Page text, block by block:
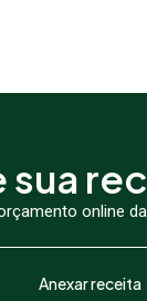
sua
online
Anexar receita